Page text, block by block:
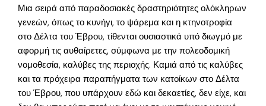
Μια σειρά από παραδοσιακές δραστηριότητες ολόκληρων
γενεών, όπως το κυνήγι, το ψάρεμα και η κτηνοτροφία
στο Δέλτα του Έβρου, τίθενται ουσιαστικά υπό διωγμό με
αφορμή τις αυθαίρετες, σύμφωνα με την πολεοδομική
νομοθεσία, καλύβες της περιοχής. Καμιά από τις καλύβες
και τα πρόχειρα παραπήγματα των κατοίκων στο Δέλτα
του Έβρου, που υπάρχουν εδώ και δεκαετίες, δεν είχε, και